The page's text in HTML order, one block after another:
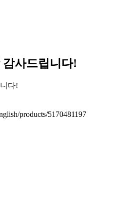
사드립니다!
다!
products/5170481197